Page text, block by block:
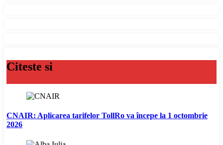
Citeste si
CNAIR: Aplicarea tarifelor TollRo va începe la 1 octombrie
2026